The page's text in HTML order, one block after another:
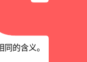
的含义。